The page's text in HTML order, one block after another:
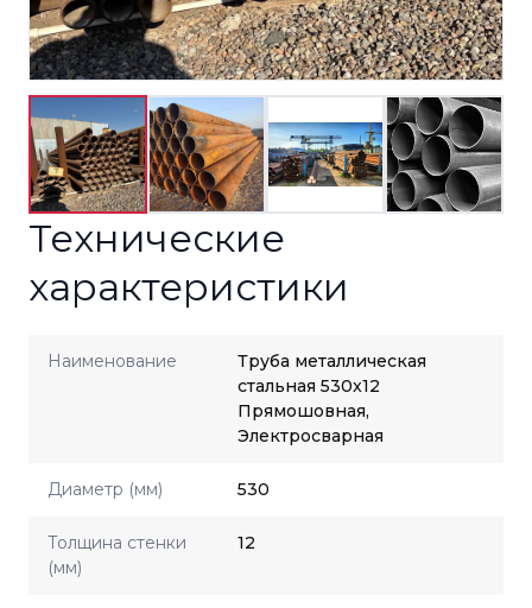
Технические
характеристики
Наименование
Труба металлическая
стальная 530x12
Прямошовная,
Электросварная
Диаметр (мм) 530
Толщина стенки
(мм)
12